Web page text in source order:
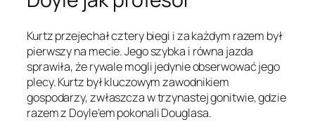
Kurtz przejechał cztery biegi i za każdym razem był
pierwszy na mecie. Jego szybka i równa jazda
sprawiła, że rywale mogli jedynie obserwować jego
plecy. Kurtz był kluczowym zawodnikiem
gospodarzy, zwłaszcza w trzynastej gonitwie, gdzie
razem z Doyle’em pokonali Douglasa.